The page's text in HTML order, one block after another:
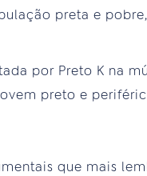
preta e
por Preto K na
preto e
que mais